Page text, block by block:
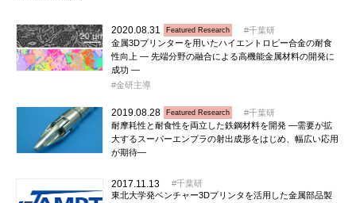
2020.08.31 Featured Research
千葉研
金属3Dプリンターを用いたハイエントロピー合金の耐食
性向上 ― 先端分野の融合による高機能金属材料の開発に
成功 ―
金研主導
2019.08.28 Featured Research
千葉研
耐摩耗性と耐食性を両立した鉄鋼材料を開発 ―需要が拡
大するスーパーエンプラの射出成形をはじめ、幅広い応用
が期待―
2017.11.13
千葉研
東北大学発ベンチャー3Dプリンタを活用した金属部品製